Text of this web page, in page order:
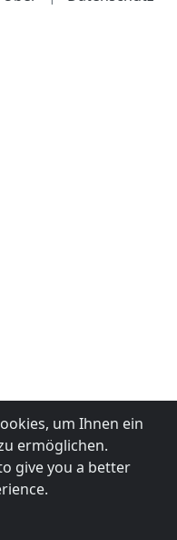
um Ihnen ein
ermöglichen.
give you a better